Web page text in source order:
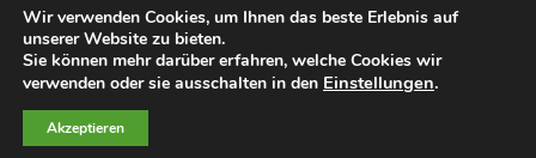
Versand
Datenschutz
Impressum
Wir verwenden Cookies, um Ihnen das beste Erlebnis auf
unserer Website zu bieten.
Sie können mehr darüber erfahren, welche Cookies wir
verwenden oder sie ausschalten in den Einstellungen.
Akzeptieren